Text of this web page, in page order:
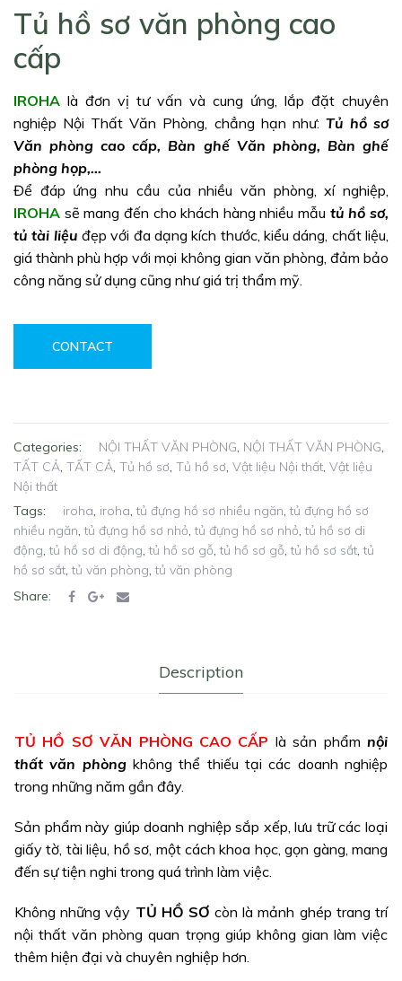
Tủ hồ sơ văn phòng cao
cấp
IROHA là đơn vị tư vấn và cung ứng, lắp đặt chuyên
nghiệp Nội Thất Văn Phòng, chẳng hạn như: Tủ hồ sơ
Văn phòng cao cấp, Bàn ghế Văn phòng, Bàn ghế
phòng họp,…
Để đáp ứng nhu cầu của nhiều văn phòng, xí nghiệp,
IROHA sẽ mang đến cho khách hàng nhiều mẫu tủ hồ sơ,
tủ tài liệu đẹp với đa dạng kích thước, kiểu dáng, chất liệu,
giá thành phù hợp với mọi không gian văn phòng, đảm bảo
công năng sử dụng cũng như giá trị thẩm mỹ.
CONTACT
Categories: NỘI THẤT VĂN PHÒNG, NỘI THẤT VĂN PHÒNG,
TẤT CẢ, TẤT CẢ, Tủ hồ sơ, Tủ hồ sơ, Vật liệu Nội thất, Vật liệu
Nội thất
Tags:
iroha, iroha,tủ đựng hồ sơ nhiều ngăn,tủ đựng hồ sơ
nhiều ngăn,tủ đựng hồ sơ nhỏ,tủ đựng hồ sơ nhỏ,tủ hồ sơ di
động,tủ hồ sơ di động,tủ hồ sơ gỗ,tủ hồ sơ gỗ,tủ hồ sơ sắt,tủ
hồ sơ sắt,tủ văn phòng,tủ văn phòng
Share:
Description
TỦ HỒ SƠ VĂN PHÒNG CAO CẤP là sản phẩmnội
thất văn phòngkhông thể thiếu tại các doanh nghiệp
trong những năm gần đây.
Sản phẩm này giúp doanh nghiệp sắp xếp, lưu trữ các loại
giấy tờ, tài liệu, hồ sơ, một cách khoa học, gọn gàng, mang
đến sự tiện nghi trong quá trình làm việc.
Không những vậy TỦ HỒ SƠ còn là mảnh ghép trang trí
nội thất văn phòng quan trọng giúp không gian làm việc
thêm hiện đại và chuyên nghiệp hơn.